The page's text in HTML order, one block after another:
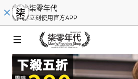
柒零年代
立刻使用官方APP